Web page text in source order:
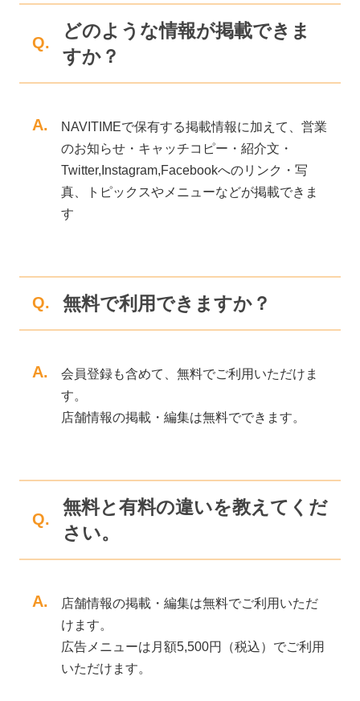
Q.
どのような情報が掲載できま
すか？
A.
NAVITIMEで保有する掲載情報に加えて、営業
のお知らせ・キャッチコピー・紹介文・
Twitter,Instagram,Facebookへのリンク・写
真、トピックスやメニューなどが掲載できま
す
Q. 無料で利用できますか？
A.
会員登録も含めて、無料でご利用いただけま
す。
店舗情報の掲載・編集は無料でできます。
Q.
無料と有料の違いを教えてくだ
さい。
A.
店舗情報の掲載・編集は無料でご利用いただ
けます。
広告メニューは月額5,500円（税込）でご利用
いただけます。